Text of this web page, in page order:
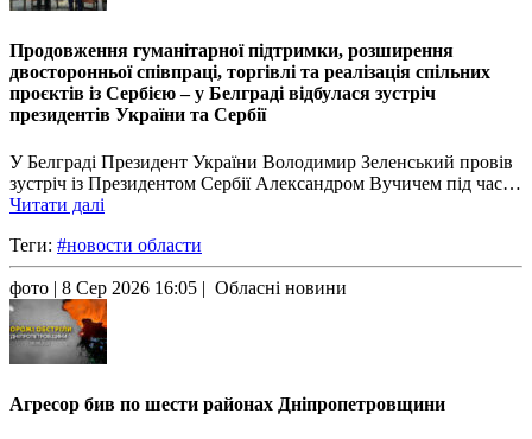
Продовження гуманітарної підтримки, розширення
двосторонньої співпраці, торгівлі та реалізація спільних
проєктів із Сербією – у Белграді відбулася зустріч
президентів України та Сербії
У Белграді Президент України Володимир Зеленський провів
зустріч із Президентом Сербії Александром Вучичем під час…
Читати далі
Теги: #новости области
фото | 8 Сер 2026 16:05 | Обласні новини
Агресор бив по шести районах Дніпропетровщини